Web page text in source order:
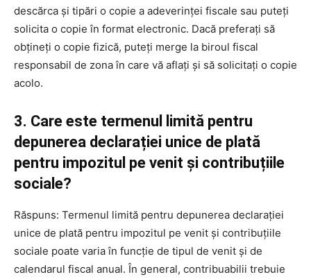
descărca și tipări o copie a adeverinței fiscale sau puteți
solicita o copie în format electronic. Dacă preferați să
obțineți o copie fizică, puteți merge la biroul fiscal
responsabil de zona în care vă aflați și să solicitați o copie
acolo.
3. Care este termenul limită pentru
depunerea declarației unice de plată
pentru impozitul pe venit și contribuțiile
sociale?
Răspuns: Termenul limită pentru depunerea declarației
unice de plată pentru impozitul pe venit și contribuțiile
sociale poate varia în funcție de tipul de venit și de
calendarul fiscal anual. În general, contribuabilii trebuie